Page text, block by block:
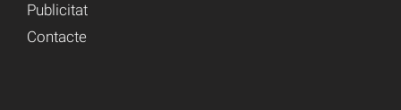
Publicitat
Contacte